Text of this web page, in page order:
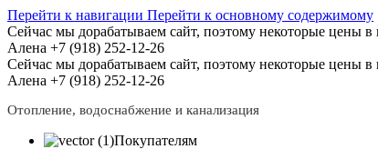
Перейти к навигации Перейти к основному содержимому
Сейчас мы дорабатываем сайт, поэтому некоторые цены в
Алена +7 (918) 252-12-26
Сейчас мы дорабатываем сайт, поэтому некоторые цены в
Алена +7 (918) 252-12-26
Отопление, водоснабжение и канализация
Покупателям